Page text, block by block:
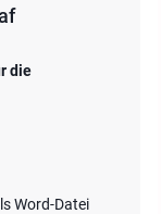
die
Word-Datei